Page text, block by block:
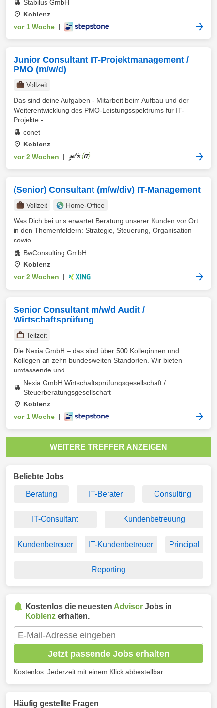
Stabilus GmbH
Koblenz
vor 1 Woche
Junior Consultant IT-Projektmanagement /
PMO (m/w/d)
Vollzeit
Das sind deine Aufgaben - Mitarbeit beim Aufbau und der
Weiterentwicklung des PMO-Leistungsspektrums für IT-
Projekte - ...
conet
Koblenz
vor 2 Wochen
(Senior) Consultant (m/w/div) IT-Management
Vollzeit
Home-Office
Was Dich bei uns erwartet Beratung unserer Kunden vor Ort
in den Themenfeldern: Strategie, Steuerung, Organisation
sowie ...
BwConsulting GmbH
Koblenz
vor 2 Wochen
Senior Consultant m/w/d Audit /
Wirtschaftsprüfung
Teilzeit
Die Nexia GmbH – das sind über 500 Kolleginnen und
Kollegen an zehn bundesweiten Standorten. Wir bieten
umfassende und ...
Nexia GmbH Wirtschaftsprüfungsgesellschaft /
Steuerberatungsgesellschaft
Koblenz
vor 1 Woche
WEITERE TREFFER ANZEIGEN
Beliebte Jobs
Beratung IT-Berater Consulting
IT-Consultant Kundenbetreuung
Kundenbetreuer IT-Kundenbetreuer Principal
Reporting
Kostenlos die neuesten Advisor Jobs in
Koblenz erhalten.
Jetzt passende Jobs erhalten
Kostenlos. Jederzeit mit einem Klick abbestellbar.
Häufig gestellte Fragen